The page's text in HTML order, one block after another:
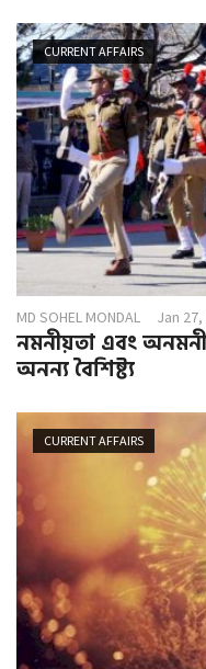
CURRENT AFFAIRS
MD SOHEL MONDAL Jan 27,
নমনীয়তা এবং
অনন্য বৈশিষ্ট্য
CURRENT AFFAIRS